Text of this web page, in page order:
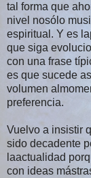
tal forma que
nivel nosólo
espiritual. Y es
que siga
con una frase
es que sucede
volumen
preferencia.
Vuelvo a insistir
sido decadente
laactualidad
con ideas